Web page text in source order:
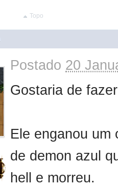
Topo
Postado 20
Gostaria de
Ele enganou um
de demon azul
hell e morreu.